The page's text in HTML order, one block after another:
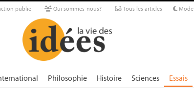
publie Qui sommes-nous? Tous les articles
Philosophie Histoire Sciences Essais